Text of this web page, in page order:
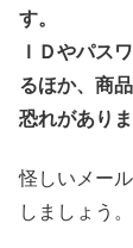
す。
ＩＤやパス
るほか、商
恐れがありま
怪しいメー
しましょう